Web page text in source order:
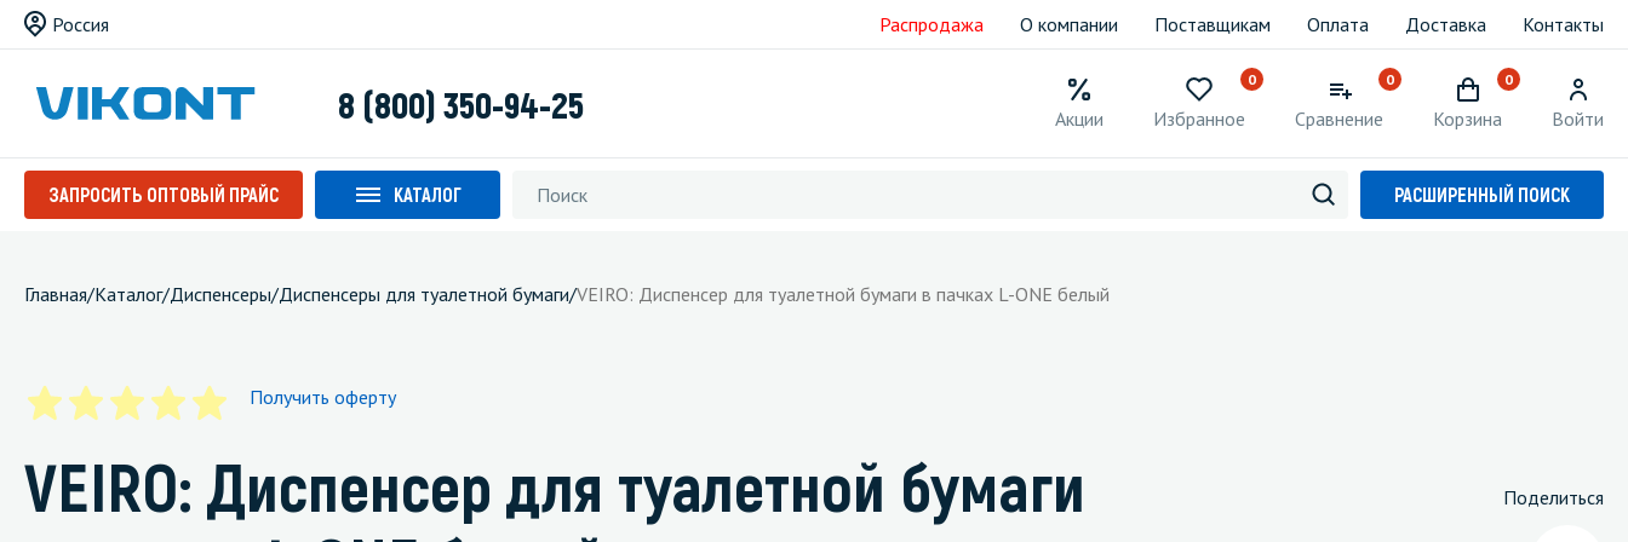
Россия Распродажа О компании Поставщикам Оплата Доставка Контакты
8 (800) 350-94-25 Акции
0
Избранное
0
Сравнение
0
Корзина Войти
ЗАПРОСИТЬ ОПТОВЫЙ ПРАЙС КАТАЛОГ РАСШИРЕННЫЙ ПОИСК
Главная/Каталог/Диспенсеры/Диспенсеры для туалетной бумаги/VEIRO: Диспенсер для туалетной бумаги в пачках L-ONE белый
Получить оферту
Поделиться
VEIRO: Диспенсер для туалетной бумаги